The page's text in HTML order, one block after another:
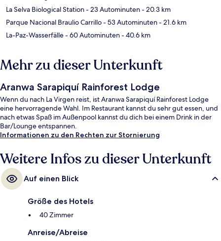
La Selva Biological Station- 23 Autominuten- 20.3 km
Parque Nacional Braulio Carrillo- 53 Autominuten- 21.6 km
La-Paz-Wasserfälle- 60 Autominuten- 40.6 km
Mehr zu dieser Unterkunft
Aranwa Sarapiquí Rainforest Lodge
Wenn du nach La Virgen reist, ist Aranwa Sarapiquí Rainforest Lodge
eine hervorragende Wahl. Im Restaurant kannst du sehr gut essen, und
nach etwas Spaß im Außenpool kannst du dich bei einem Drink in der
Bar/Lounge entspannen.
Informationen zu den Rechten zur Stornierung
Weitere Infos zu dieser Unterkunft
Auf einen Blick
Größe des Hotels
40 Zimmer
Anreise/Abreise